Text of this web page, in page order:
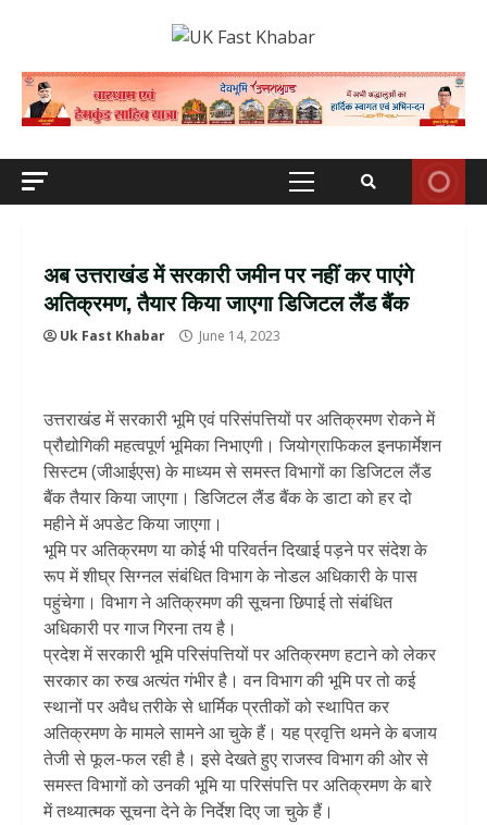
Primary
अब उत्तराखंड में सरकारी जमीन पर नहीं कर पाएंगे
अतिक्रमण, तैयार किया जाएगा डिजिटल लैंड बैंक
Uk Fast Khabar June 14, 2023
उत्तराखंड में सरकारी भूमि एवं परिसंपत्तियों पर अतिक्रमण रोकने में
प्रौद्योगिकी महत्वपूर्ण भूमिका निभाएगी। जियोग्राफिकल इनफार्मेशन
सिस्टम (जीआईएस) के माध्यम से समस्त विभागों का डिजिटल लैंड
बैंक तैयार किया जाएगा। डिजिटल लैंड बैंक के डाटा को हर दो
महीने में अपडेट किया जाएगा।
भूमि पर अतिक्रमण या कोई भी परिवर्तन दिखाई पड़ने पर संदेश के
रूप में शीघ्र सिग्नल संबंधित विभाग के नोडल अधिकारी के पास
पहुंचेगा। विभाग ने अतिक्रमण की सूचना छिपाई तो संबंधित
अधिकारी पर गाज गिरना तय है।
प्रदेश में सरकारी भूमि परिसंपत्तियों पर अतिक्रमण हटाने को लेकर
सरकार का रुख अत्यंत गंभीर है। वन विभाग की भूमि पर तो कई
स्थानों पर अवैध तरीके से धार्मिक प्रतीकों को स्थापित कर
अतिक्रमण के मामले सामने आ चुके हैं। यह प्रवृत्ति थमने के बजाय
तेजी से फूल-फल रही है। इसे देखते हुए राजस्व विभाग की ओर से
समस्त विभागों को उनकी भूमि या परिसंपत्ति पर अतिक्रमण के बारे
में तथ्यात्मक सूचना देने के निर्देश दिए जा चुके हैं।